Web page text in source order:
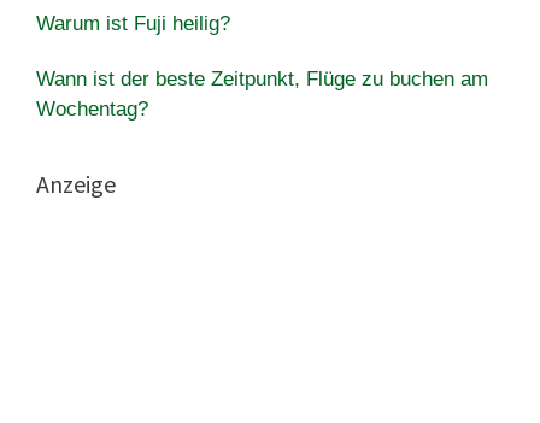
Warum ist Fuji heilig?
Wann ist der beste Zeitpunkt, Flüge zu buchen am
Wochentag?
Anzeige